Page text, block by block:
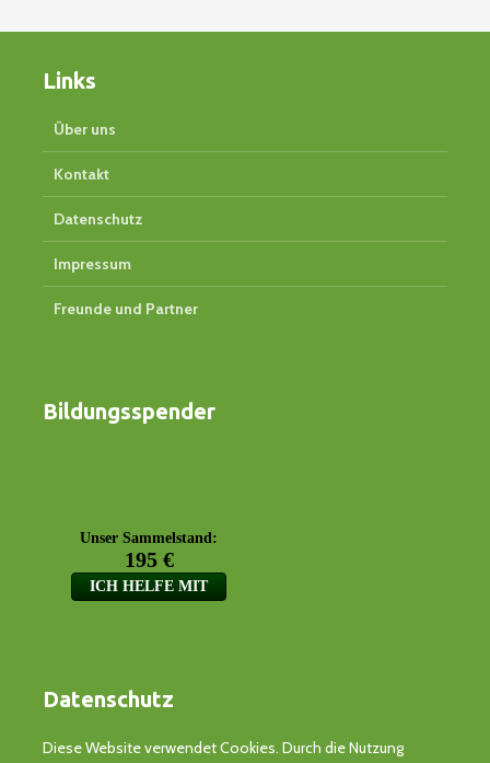
Links
Über uns
Kontakt
Datenschutz
Impressum
Freunde und Partner
Bildungsspender
Datenschutz
Diese Website verwendet Cookies. Durch die Nutzung